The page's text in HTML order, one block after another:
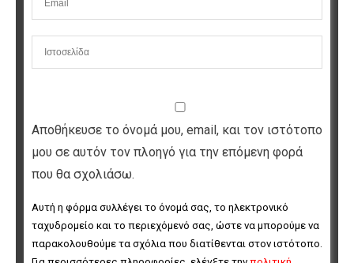
Αποθήκευσε το όνομά μου, email, και τον ιστότοπο
μου σε αυτόν τον πλοηγό για την επόμενη φορά
που θα σχολιάσω.
Αυτή η φόρμα συλλέγει το όνομά σας, το ηλεκτρονικό
ταχυδρομείο και το περιεχόμενό σας, ώστε να μπορούμε να
παρακολουθούμε τα σχόλια που διατίθενται στον ιστότοπο.